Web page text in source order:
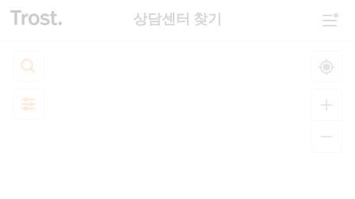
상담센터 찾기